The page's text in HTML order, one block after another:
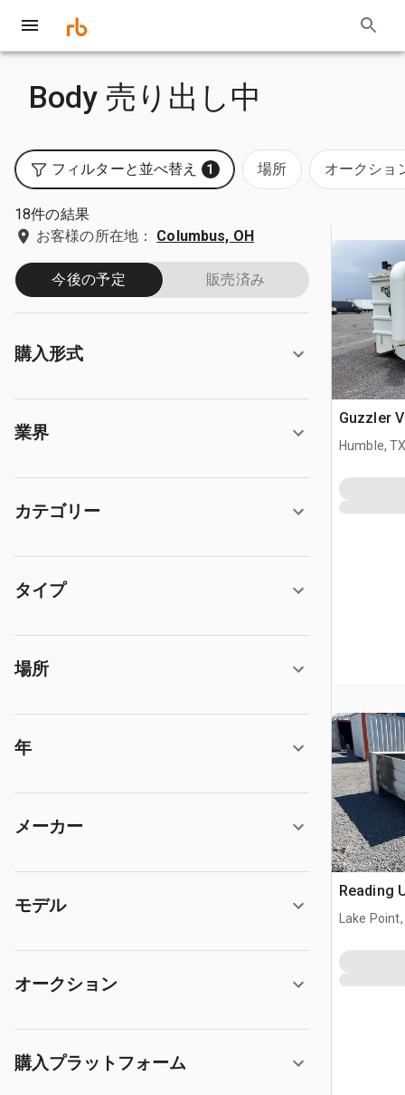
Body 売り出し中
フィルターと並べ替え 1 場所 オークショ
18件の結果
お客様の所在地：
Columbus, OH
今後の予定 販売済み
購入形式
業界
カテゴリー
タイプ
場所
年
メーカー
モデル
オークション
購入プラットフォーム
Guzzler
Humble,
Reading
Lake Point,